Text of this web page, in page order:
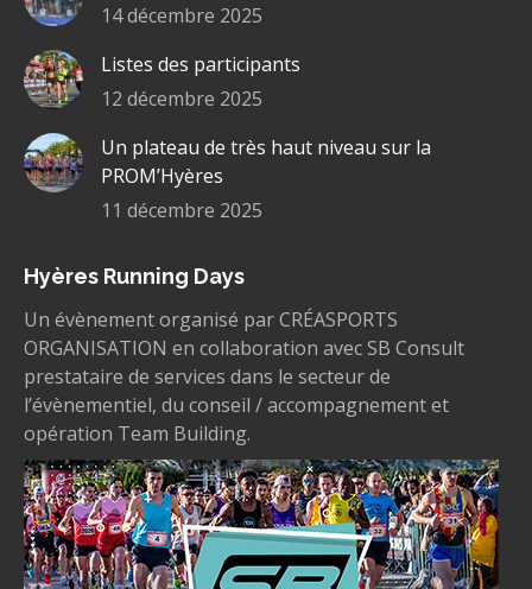
14 décembre 2025
Listes des participants
12 décembre 2025
Un plateau de très haut niveau sur la
PROM’Hyères
11 décembre 2025
Hyères Running Days
Un évènement organisé par CRÉASPORTS
ORGANISATION en collaboration avec SB Consult
prestataire de services dans le secteur de
l’évènementiel, du conseil / accompagnement et
opération Team Building.